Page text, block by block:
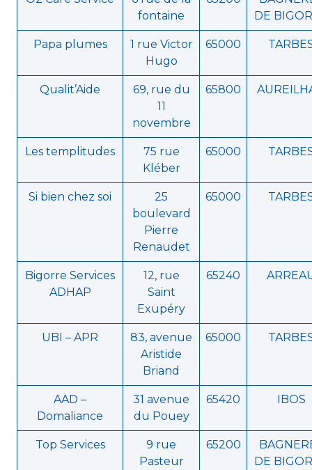
fontaine
DE
Papa plumes
1 rue Victor
Hugo
65000
Qualit’Aide
69, rue du
11
novembre
65800
Les templitudes
75 rue
Kléber
65000
Si bien chez soi
25
boulevard
Pierre
Renaudet
65000
Bigorre Services
ADHAP
12, rue
Saint
Exupéry
65240
UBI – APR
83, avenue
Aristide
Briand
65000
AAD –
Domaliance
31 avenue
du Pouey
65420 IBOS
Top Services
9 rue
Pasteur
65200
DE